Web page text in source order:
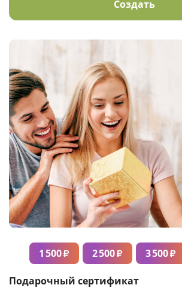
Создать
1 500₽ 2 500₽ 3 500₽
Подарочный сертификат